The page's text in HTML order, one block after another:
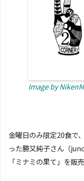
Image by
金曜日のみ限定20食で
った勝又純子さん（
「ミナミの果て」を販